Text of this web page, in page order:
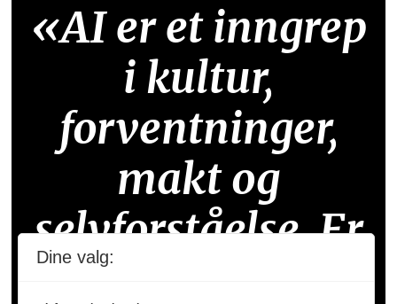
«AI er et inngrep
i kultur,
forventninger,
makt og
selvforståelse. Er
HR på ballen?»
Dine valg: